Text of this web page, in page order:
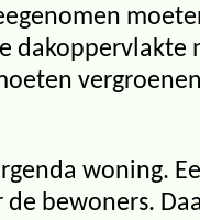
woning.
bewoners.